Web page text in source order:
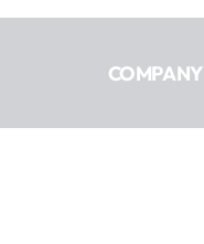
COMPANY